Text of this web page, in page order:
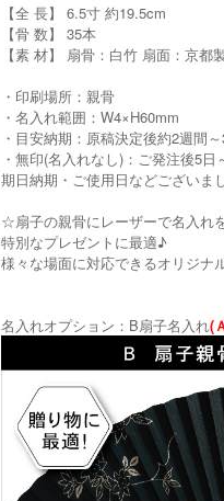
【全 長】 6.5寸 約19.5cm
【骨 数】 35本
【素 材】 扇骨：白竹 扇面：京都
・印刷場所：親骨
・名入れ範囲：W4×H60mm
・目安納期：原稿決定後約2週間
・無印(名入れなし)：ご発注後5日
期日納期・ご使用日などございま
☆扇子の親骨にレーザーで名入れ
特別なプレゼントに最適♪
様々な場面に対応できるオリジナ
名入れオプション：B扇子名入れ(